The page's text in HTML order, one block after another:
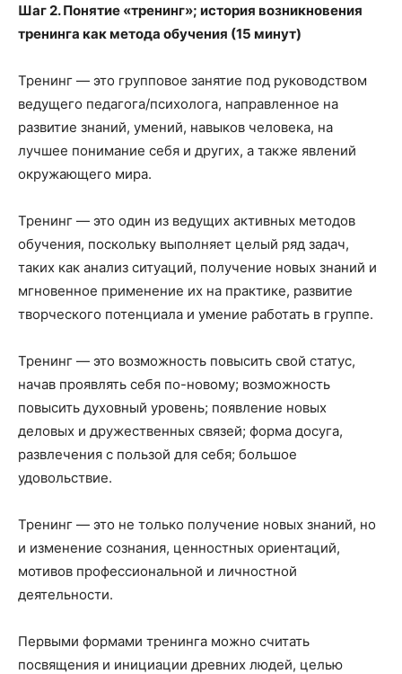
Шаг 2. Понятие «тренинг»; история возникновения
тренинга как метода обучения (15 минут)
Тренинг — это групповое занятие под руководством
ведущего педагога/психолога, направленное на
развитие знаний, умений, навыков человека, на
лучшее понимание себя и других, а также явлений
окружающего мира.
Тренинг — это один из ведущих активных методов
обучения, поскольку выполняет целый ряд задач,
таких как анализ ситуаций, получение новых знаний и
мгновенное применение их на практике, развитие
творческого потенциала и умение работать в группе.
Тренинг — это возможность повысить свой статус,
начав проявлять себя по-новому; возможность
повысить духовный уровень; появление новых
деловых и дружественных связей; форма досуга,
развлечения с пользой для себя; большое
удовольствие.
Тренинг — это не только получение новых знаний, но
и изменение сознания, ценностных ориентаций,
мотивов профессиональной и личностной
деятельности.
Первыми формами тренинга можно считать
посвящения и инициации древних людей, целью